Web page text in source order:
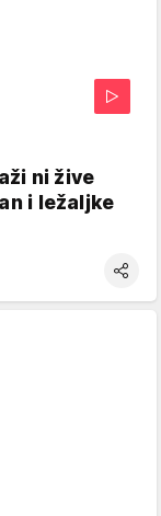
ni žive
i ležaljke